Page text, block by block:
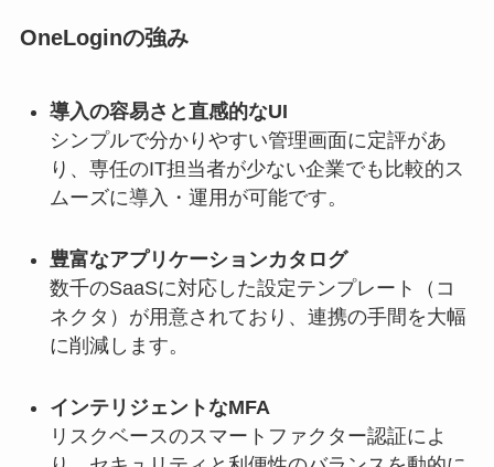
OneLoginの強み
導入の容易さと直感的なUI
シンプルで分かりやすい管理画面に定評があ
り、専任のIT担当者が少ない企業でも比較的ス
ムーズに導入・運用が可能です。
豊富なアプリケーションカタログ
数千のSaaSに対応した設定テンプレート（コ
ネクタ）が用意されており、連携の手間を大幅
に削減します。
インテリジェントなMFA
リスクベースのスマートファクター認証によ